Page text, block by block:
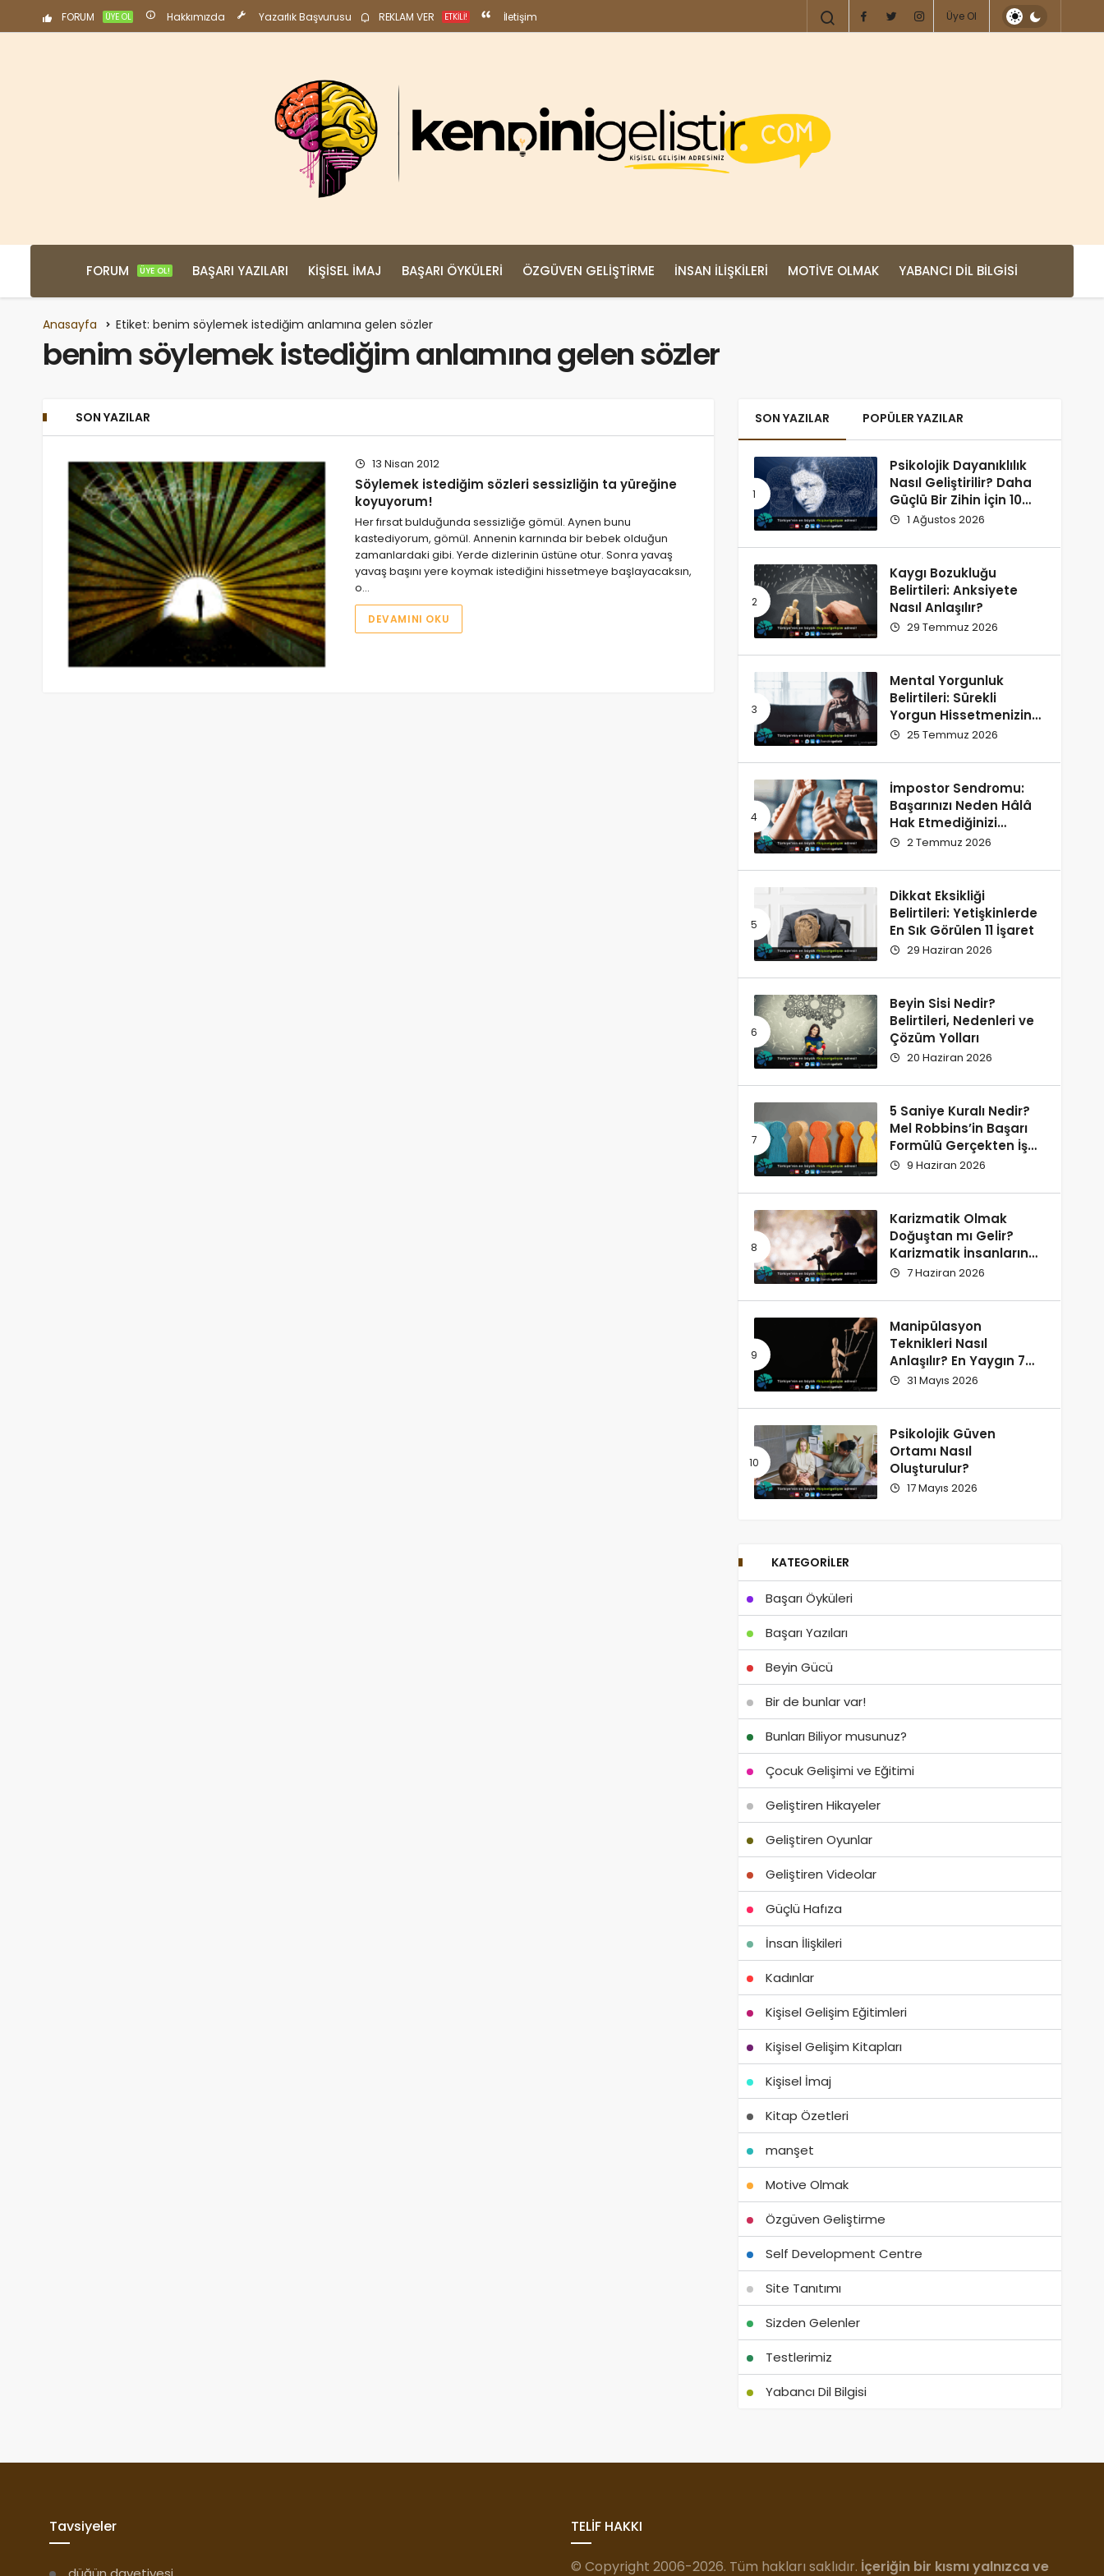
FORUM ÜYE OL Hakkımızda Yazarlık Başvurusu REKLAM VER ETKILI! İletişim Üye Ol
FORUM ÜYE OL! BAŞARI YAZILARI KIŞISEL İMAJ BAŞARI ÖYKÜLERI ÖZGÜVEN GELIŞTIRME İNSAN İLIŞKILERI MOTIVE OLMAK YABANCI DIL BILGISI
Anasayfa Etiket: benim söylemek istediğim anlamına gelen sözler
benim söylemek istediğim anlamına gelen sözler
SON YAZILAR
13 Nisan 2012
Söylemek istediğim sözleri sessizliğin ta yüreğine
koyuyorum!
Her fırsat bulduğunda sessizliğe gömül. Aynen bunu
kastediyorum, gömül. Annenin karnında bir bebek olduğun
zamanlardaki gibi. Yerde dizlerinin üstüne otur. Sonra yavaş
yavaş başını yere koymak istediğini hissetmeye başlayacaksın,
o…
DEVAMINI OKU
SON YAZILAR POPÜLER YAZILAR
Psikolojik Dayanıklılık
Nasıl Geliştirilir? Daha
Güçlü Bir Zihin İçin 10
Alışkanlık
1 Ağustos 2026
Kaygı Bozukluğu
Belirtileri: Anksiyete
Nasıl Anlaşılır?
29 Temmuz 2026
Mental Yorgunluk
Belirtileri: Sürekli
Yorgun Hissetmenizin
12 Olası Nedeni
25 Temmuz 2026
İmpostor Sendromu:
Başarınızı Neden Hâlâ
Hak Etmediğinizi
Düşünüyorsunuz?
2 Temmuz 2026
Dikkat Eksikliği
Belirtileri: Yetişkinlerde
En Sık Görülen 11 İşaret
29 Haziran 2026
Beyin Sisi Nedir?
Belirtileri, Nedenleri ve
Çözüm Yolları
20 Haziran 2026
5 Saniye Kuralı Nedir?
Mel Robbins’in Başarı
Formülü Gerçekten İşe
Yarıyor
9 Haziran 2026
Karizmatik Olmak
Doğuştan mı Gelir?
Karizmatik İnsanların
Ortak Özellikleri
7 Haziran 2026
Manipülasyon
Teknikleri Nasıl
Anlaşılır? En Yaygın 7
İşaret
31 Mayıs 2026
Psikolojik Güven
Ortamı Nasıl
Oluşturulur?
17 Mayıs 2026
KATEGORILER
Başarı Öyküleri
Başarı Yazıları
Beyin Gücü
Bir de bunlar var!
Bunları Biliyor musunuz?
Çocuk Gelişimi ve Eğitimi
Geliştiren Hikayeler
Geliştiren Oyunlar
Geliştiren Videolar
Güçlü Hafıza
İnsan İlişkileri
Kadınlar
Kişisel Gelişim Eğitimleri
Kişisel Gelişim Kitapları
Kişisel İmaj
Kitap Özetleri
manşet
Motive Olmak
Özgüven Geliştirme
Self Development Centre
Site Tanıtımı
Sizden Gelenler
Testlerimiz
Yabancı Dil Bilgisi
Tavsiyeler TELİF HAKKI
© Copyright 2006-2026. Tüm hakları saklıdır. İçeriğin bir kısmı yalnızca ve